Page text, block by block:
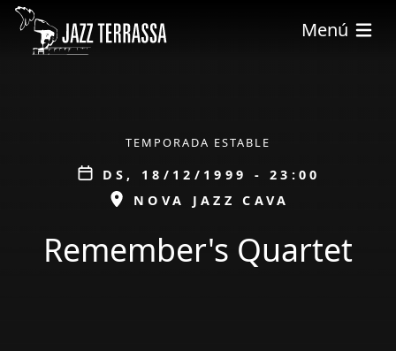
Vés al contingut
Menú
TEMPORADA ESTABLE
Data
DS, 18/12/1999 - 23:00
ESPAI
NOVA JAZZ CAVA
Remember's Quartet